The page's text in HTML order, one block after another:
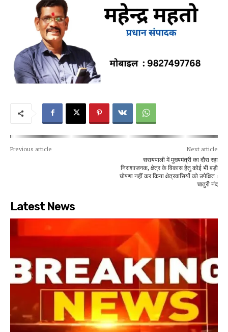
Previous article Next article
सरायपाली में मुख्यमंत्री का दौरा रहा
निराशाजनक, क्षेत्र के विकास हेतु कोई भी बड़ी
घोषणा नहीं कर किया क्षेत्रवासियों को उपेक्षित :
चातुरी नंद
Latest News